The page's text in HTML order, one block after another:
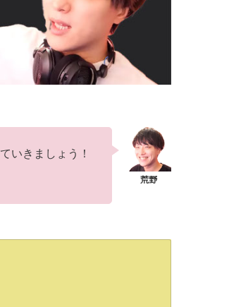
いきましょう！